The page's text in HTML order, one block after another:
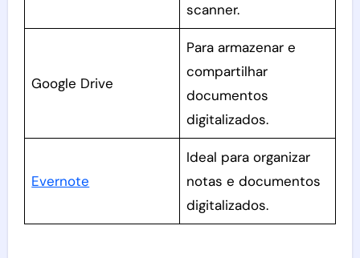
scanner.
Google Drive
Para armazenar e
compartilhar
documentos
digitalizados.
Evernote
Ideal para organizar
notas e documentos
digitalizados.